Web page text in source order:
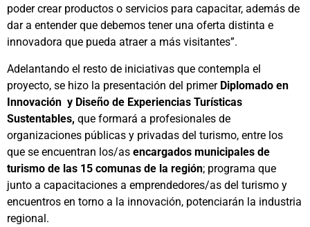
poder crear productos o servicios para capacitar, además de
dar a entender que debemos tener una oferta distinta e
innovadora que pueda atraer a más visitantes”.
Adelantando el resto de iniciativas que contempla el
proyecto, se hizo la presentación del primer Diplomado en
Innovación y Diseño de Experiencias Turísticas
Sustentables, que formará a profesionales de
organizaciones públicas y privadas del turismo, entre los
que se encuentran los/as encargados municipales de
turismo de las 15 comunas de la región; programa que
junto a capacitaciones a emprendedores/as del turismo y
encuentros en torno a la innovación, potenciarán la industria
regional.